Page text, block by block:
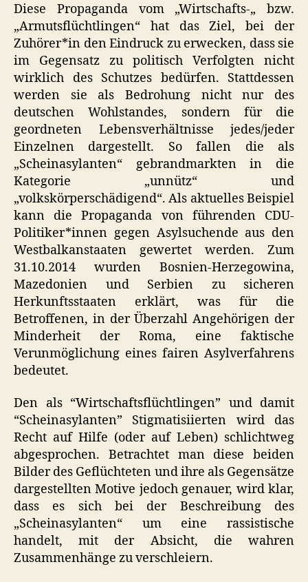
Diese Propaganda vom „Wirtschafts-„ bzw.
„Armutsflüchtlingen“ hat das Ziel, bei der
Zuhörer*in den Eindruck zu erwecken, dass sie
im Gegensatz zu politisch Verfolgten nicht
wirklich des Schutzes bedürfen. Stattdessen
werden sie als Bedrohung nicht nur des
deutschen Wohlstandes, sondern für die
geordneten Lebensverhältnisse jedes/jeder
Einzelnen dargestellt. So fallen die als
„Scheinasylanten“ gebrandmarkten in die
Kategorie „unnütz“ und
„volkskörperschädigend“. Als aktuelles Beispiel
kann die Propaganda von führenden CDU-
Politiker*innen gegen Asylsuchende aus den
Westbalkanstaaten gewertet werden. Zum
31.10.2014 wurden Bosnien-Herzegowina,
Mazedonien und Serbien zu sicheren
Herkunftsstaaten erklärt, was für die
Betroffenen, in der Überzahl Angehörigen der
Minderheit der Roma, eine faktische
Verunmöglichung eines fairen Asylverfahrens
bedeutet.
Den als “Wirtschaftsflüchtlingen” und damit
“Scheinasylanten” Stigmatisiierten wird das
Recht auf Hilfe (oder auf Leben) schlichtweg
abgesprochen. Betrachtet man diese beiden
Bilder des Geflüchteten und ihre als Gegensätze
dargestellten Motive jedoch genauer, wird klar,
dass es sich bei der Beschreibung des
„Scheinasylanten“ um eine rassistische
handelt, mit der Absicht, die wahren
Zusammenhänge zu verschleiern.